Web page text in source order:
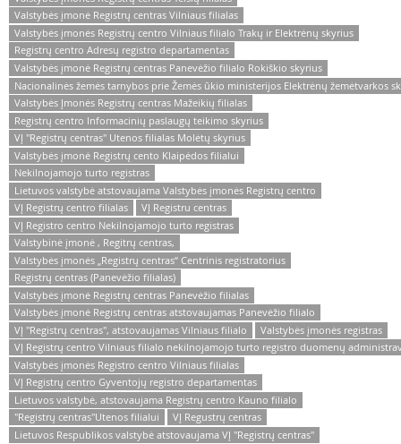
Valstybės įmonė Registrų centras Vilniaus filialas
Valstybės įmonės Registrų centro Vilniaus filialo Trakų ir Elektrėnų skyrius
Registrų centro Adresų registro departamentas
Valstybės įmonė Registrų centras Panevėžio filialo Rokiškio skyrius
Nacionalinės žemės tarnybos prie Žemės ūkio ministerijos Elektrėnų žemėtvarkos
Valstybės Įmonės Registrų centras Mažeikių filialas
Registrų centro Informacinių paslaugų teikimo skyrius
VĮ "Registrų centras" Utenos filialas Molėtų skyrius
Valstybės įmonė Registrų cento Klaipėdos filialui
Nekilnojamojo turto registras
Lietuvos valstybė atstovaujama Valstybės įmonės Registrų centro
VĮ Registrų centro filialas
VĮ Registru centras
VĮ Registro centro Nekilnojamojo turto registras
Valstybinė įmonė , Regitrų centras,
Valstybės įmonės „Registrų centras“ Centrinis registratorius
Registrų centras (Panevėžio filialas)
Valstybės įmonė Registrų centras Panevėžio filialas
Valstybės įmonė Registrų centras atstovaujamas Panevėžio filialo
VĮ "Registrų centras", atstovaujamas Vilniaus filialo
Valstybės įmonės registras
VĮ Registrų centro Vilniaus filialo nekilnojamojo turto registro duomenų
Valstybės įmonės Registro centro Vilniaus filialas
VĮ Registrų centro Gyventojų registro departamentas
Lietuvos valstybė, atstovaujama Registrų centro Kauno filialo
"Registrų centras"Utenos filialui
VĮ Regustrų centras
Lietuvos Respublikos valstybė atstovaujama VĮ "Registrų centras"